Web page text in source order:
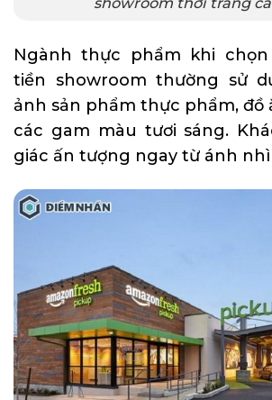
Ngành thực phẩm khi
tiền showroom thường sử
ảnh sản phẩm thực phẩm, đồ
các gam màu tươi sáng.
giác ấn tượng ngay từ ánh